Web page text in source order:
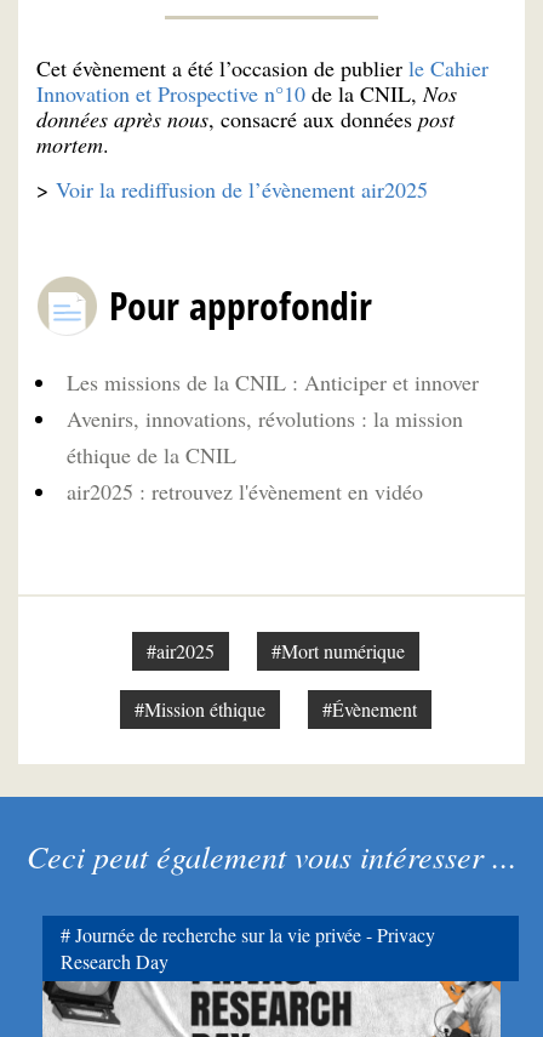
Cet évènement a été l’occasion de publier le Cahier
Innovation et Prospective n°10 de la CNIL, Nos
données après nous, consacré aux données post
mortem.
> Voir la rediffusion de l’évènement air2025
Pour approfondir
Les missions de la CNIL : Anticiper et innover
Avenirs, innovations, révolutions : la mission
éthique de la CNIL
air2025 : retrouvez l'évènement en vidéo
#air2025 #Mort numérique
#Mission éthique #Évènement
Ceci peut également vous intéresser ...
Journée de recherche sur la vie privée - Privacy
Research Day